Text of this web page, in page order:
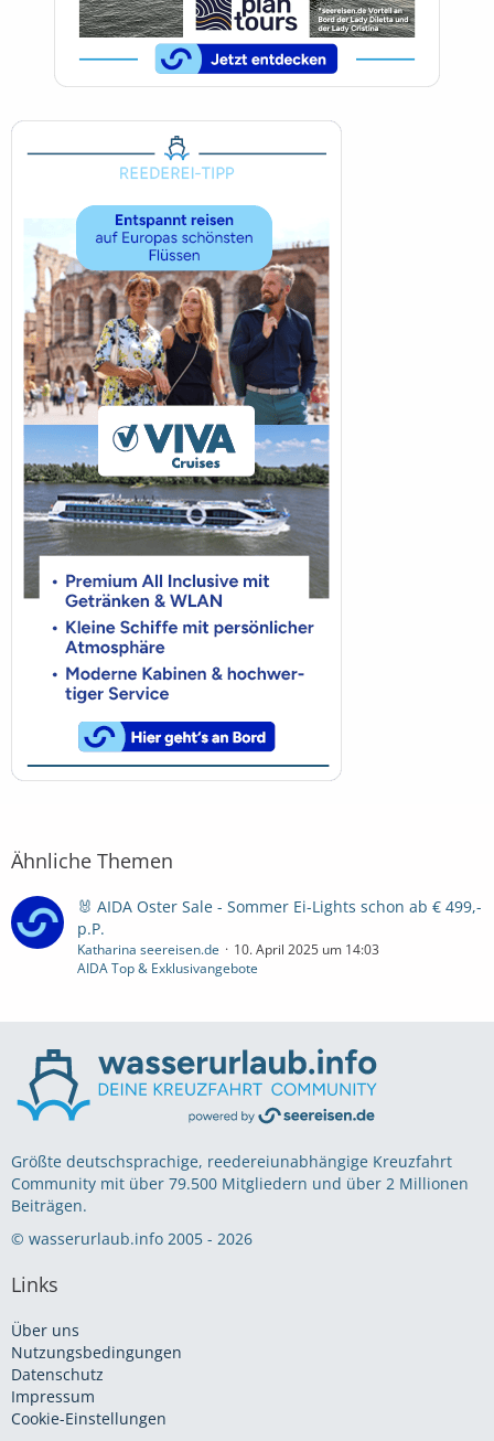
Ähnliche Themen
🐰 AIDA Oster Sale - Sommer Ei-Lights schon ab € 499,-
p.P.
Katharina seereisen.de
10. April 2025 um 14:03
AIDA Top & Exklusivangebote
Größte deutschsprachige, reedereiunabhängige Kreuzfahrt
Community mit über 79.500 Mitgliedern und über 2 Millionen
Beiträgen.
© wasserurlaub.info 2005 - 2026
Links
Über uns
Nutzungsbedingungen
Datenschutz
Impressum
Cookie-Einstellungen